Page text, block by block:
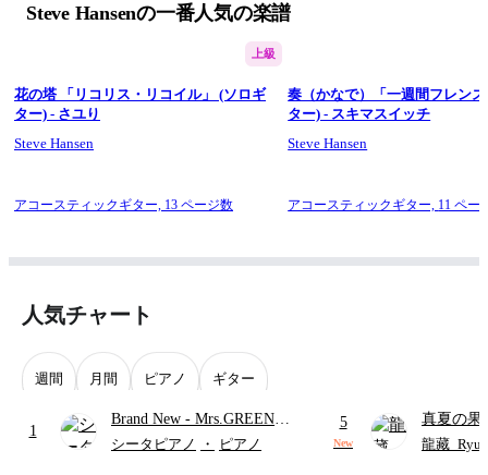
Steve Hansenの一番人気の楽譜
上級
花の塔 「リコリス・リコイル」 (ソロギ
ター) - さユり
Steve Hansen
アコースティックギター, 13 ページ数
奏（かなで）「一週間フレン
ター) - スキマスイッチ
Steve Hansen
アコースティックギター, 11 ペー
人気チャート
週間 月間 ピアノ ギター
1
Brand New - Mrs.GREEN
APPLE
シータピアノ ・ ピアノ
5
New
真夏の
ターズ
龍藏